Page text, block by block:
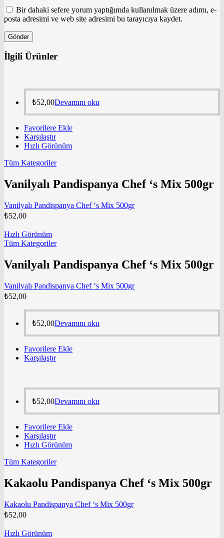
Bir dahaki sefere yorum yaptığımda kullanılmak üzere adımı, e-
posta adresimi ve web site adresimi bu tarayıcıya kaydet.
İlgili Ürünler
₺52,00Devamını oku
Favorilere Ekle
Karşılaştır
Hızlı Görünüm
Tüm Kategoriler
Vanilyalı Pandispanya Chef ‘s Mix 500gr
Vanilyalı Pandispanya Chef ‘s Mix 500gr
₺52,00
Hızlı Görünüm
Tüm Kategoriler
Vanilyalı Pandispanya Chef ‘s Mix 500gr
Vanilyalı Pandispanya Chef ‘s Mix 500gr
₺52,00
₺52,00Devamını oku
Favorilere Ekle
Karşılaştır
₺52,00Devamını oku
Favorilere Ekle
Karşılaştır
Hızlı Görünüm
Tüm Kategoriler
Kakaolu Pandispanya Chef ‘s Mix 500gr
Kakaolu Pandispanya Chef ‘s Mix 500gr
₺52,00
Hızlı Görünüm